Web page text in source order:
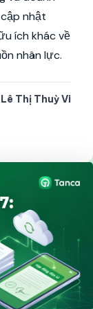
nhật
ích khác về
nhân lực.
Lê Thị Thuỳ Vi